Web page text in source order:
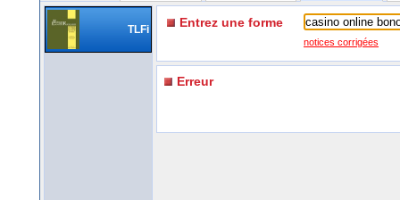
TLFi Entrez une forme
notices corrigées
Erreur